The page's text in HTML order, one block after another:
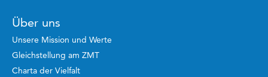
Über uns
Unsere Mission und Werte
Gleichstellung am ZMT
Charta der Vielfalt